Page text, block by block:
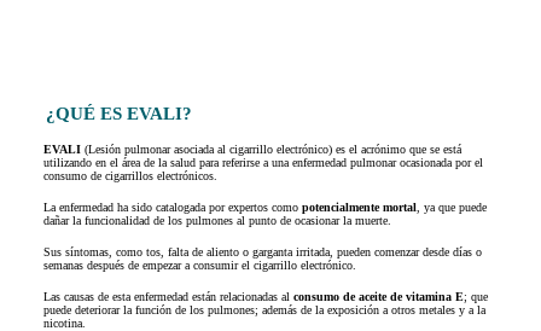
¿QUÉ ES EVALI?
EVALI(Lesión pulmonar asociada al cigarrillo electrónico) es el acrónimo que se está
utilizando en el área de la salud para referirse a una enfermedad pulmonar ocasionada por el
consumo de cigarrillos electrónicos.
La enfermedad ha sido catalogada por expertos como potencialmente mortal, ya que puede
dañar la funcionalidad de los pulmones al punto de ocasionar la muerte.
Sus síntomas, como tos, falta de aliento o garganta irritada, pueden comenzar desde días o
semanas después de empezar a consumir el cigarrillo electrónico.
Las causas de esta enfermedad están relacionadas al consumo de aceite de vitamina E; que
puede deteriorar la función de los pulmones; además de la exposición a otros metales y a la
nicotina.